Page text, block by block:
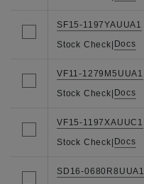
SF15-1197YAUUA1
Stock Check| Docs
VF11-1279M5UUA1
Stock Check| Docs
VF15-1197XAUUC1
Stock Check| Docs
SD16-0680R8UUA1